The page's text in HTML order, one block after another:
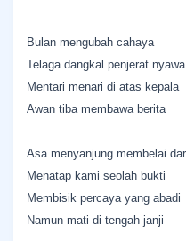
Bulan mengubah cahaya
Telaga dangkal penjerat nyawa
Mentari menari di atas kepala
Awan tiba membawa berita
Asa menyanjung membelai
Menatap kami seolah bukti
Membisik percaya yang abadi
Namun mati di tengah janji